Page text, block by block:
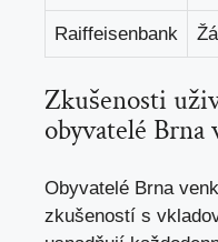
Raiffeisenbank
Zkušenosti
obyvatelé Brna
Obyvatelé Brna
zkušeností s